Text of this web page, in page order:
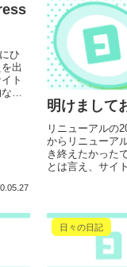
ひ
出
ト
コ
明けまして
リニューアルの
からリニューア
き終えたかった
とは言え、サイ
日々の日記